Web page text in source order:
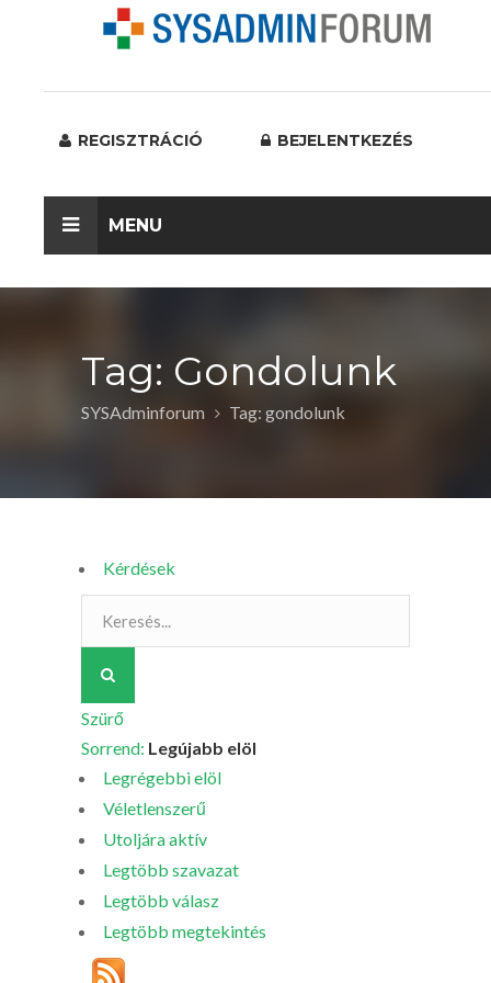
REGISZTRÁCIÓ BEJELENTKEZÉS
MENU
Tag: Gondolunk
SYSAdminforum Tag: gondolunk
Kérdések
Szürő
Sorrend: Legújabb elöl
Legrégebbi elöl
Véletlenszerű
Utoljára aktív
Legtöbb szavazat
Legtöbb válasz
Legtöbb megtekintés